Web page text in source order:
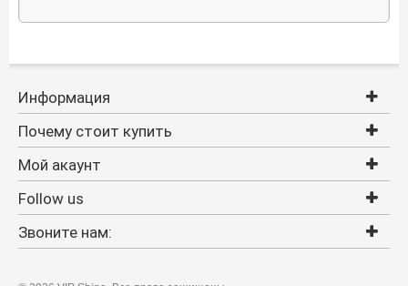
Информация
Почему стоит купить
Мой акаунт
Follow us
Звоните нам: